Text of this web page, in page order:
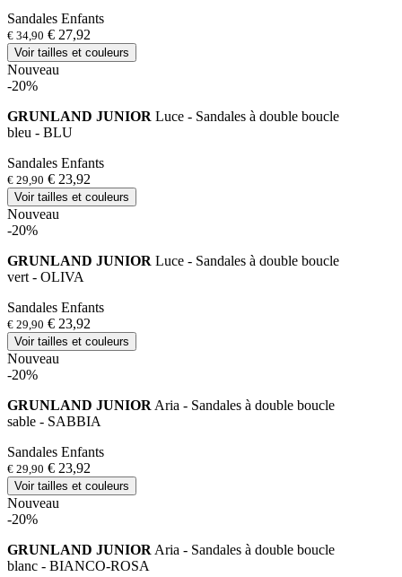
Sandales Enfants
€ 34,90 € 27,92
Voir tailles et couleurs
Nouveau
-20%
GRUNLAND JUNIOR Luce - Sandales à double boucle
bleu - BLU
Sandales Enfants
€ 29,90 € 23,92
Voir tailles et couleurs
Nouveau
-20%
GRUNLAND JUNIOR Luce - Sandales à double boucle
vert - OLIVA
Sandales Enfants
€ 29,90 € 23,92
Voir tailles et couleurs
Nouveau
-20%
GRUNLAND JUNIOR Aria - Sandales à double boucle
sable - SABBIA
Sandales Enfants
€ 29,90 € 23,92
Voir tailles et couleurs
Nouveau
-20%
GRUNLAND JUNIOR Aria - Sandales à double boucle
blanc - BIANCO-ROSA